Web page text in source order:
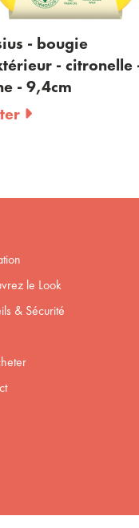
-
Bolsius -
d'extérieur
pack de
le Look
& Sécurité